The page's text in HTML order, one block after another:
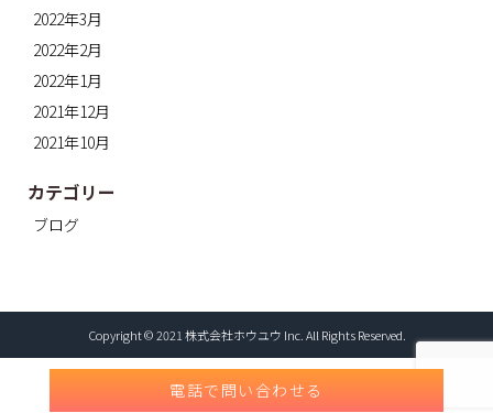
2022年3月
2022年2月
2022年1月
2021年12月
2021年10月
カテゴリー
ブログ
電話で問い合わせる
Copyright © 2021 株式会社ホウユウ Inc. All Rights Reserved.